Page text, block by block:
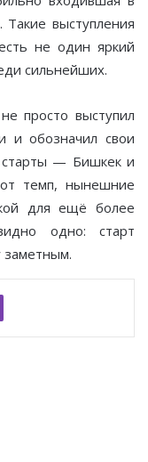
выступления
не один яркий
сильнейших.
просто выступил
и обозначил свои
— Бишкек и
темп, нынешние
для ещё более
одно: старт
заметным.